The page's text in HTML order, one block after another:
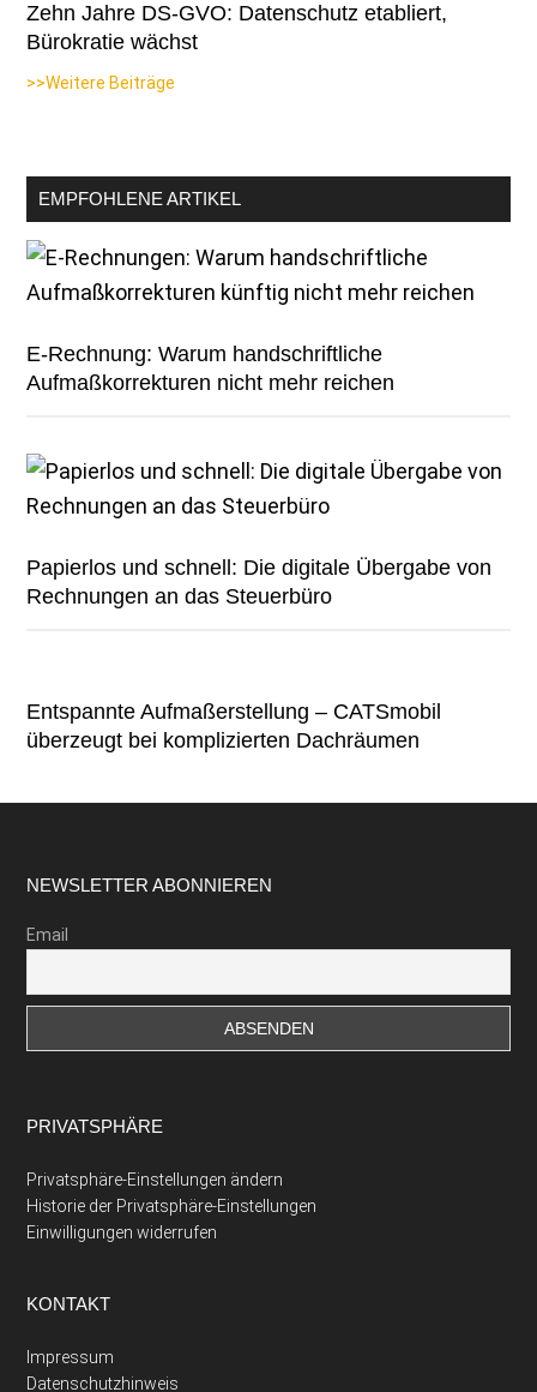
Zehn Jahre DS-GVO: Datenschutz etabliert,
Bürokratie wächst
>>Weitere Beiträge
EMPFOHLENE ARTIKEL
E-Rechnung: Warum handschriftliche
Aufmaßkorrekturen nicht mehr reichen
Papierlos und schnell: Die digitale Übergabe von
Rechnungen an das Steuerbüro
Entspannte Aufmaßerstellung – CATSmobil
überzeugt bei komplizierten Dachräumen
Footer
NEWSLETTER ABONNIEREN
Email
PRIVATSPHÄRE
Privatsphäre-Einstellungen ändern
Historie der Privatsphäre-Einstellungen
Einwilligungen widerrufen
KONTAKT
Impressum
Datenschutzhinweis